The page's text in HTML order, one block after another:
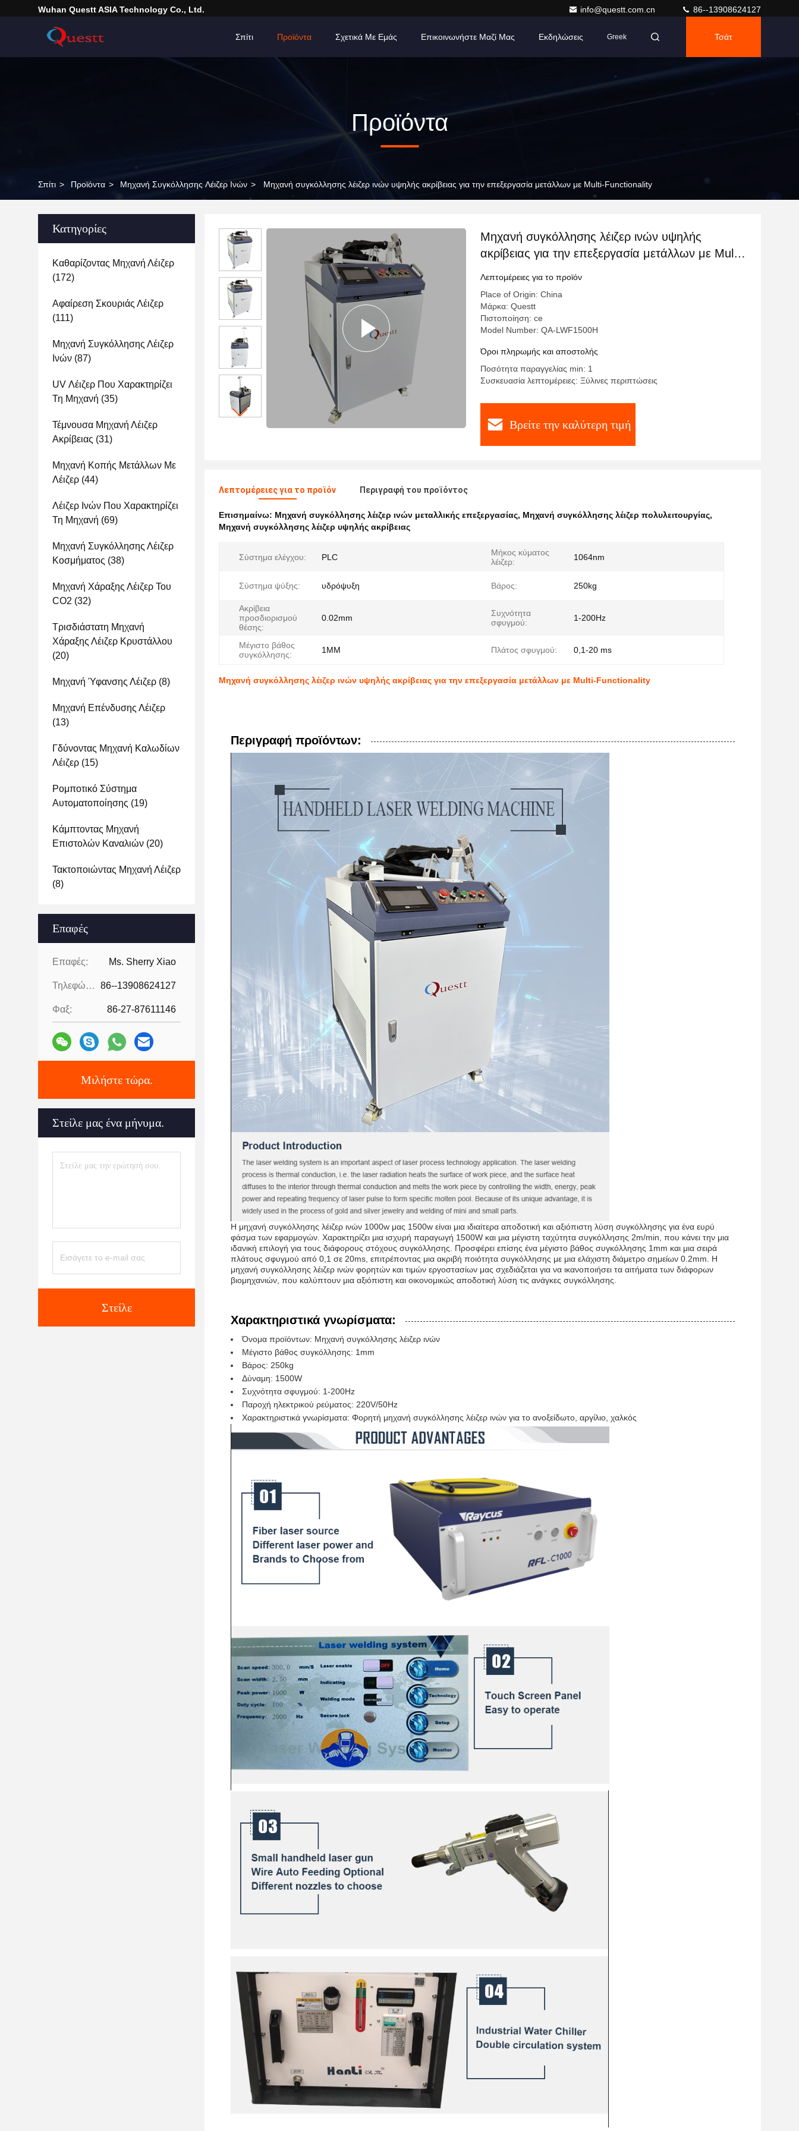
Wuhan Questt ASIA Technology Co., Ltd. info@questt.com.cn 86--13908624127
Σπίτι Προϊόντα Σχετικά Με Εμάς Επικοινωνήστε Μαζί Μας Εκδηλώσεις Greek Τσάτ
Προϊόντα
Σπίτι > Προϊόντα > Μηχανή Συγκόλλησης Λέιζερ Ινών > Μηχανή συγκόλλησης λέιζερ ινών υψηλής ακρίβειας για την επεξεργασία μετάλλων με Multi-Functionality
Κατηγορίες
Καθαρίζοντας Μηχανή Λέιζερ
(172)
Αφαίρεση Σκουριάς Λέιζερ
(111)
Μηχανή Συγκόλλησης Λέιζερ
Ινών (87)
UV Λέιζερ Που Χαρακτηρίζει
Τη Μηχανή (35)
Τέμνουσα Μηχανή Λέιζερ
Ακρίβειας (31)
Μηχανή Κοπής Μετάλλων Με
Λέιζερ (44)
Λέιζερ Ινών Που Χαρακτηρίζει
Τη Μηχανή (69)
Μηχανή Συγκόλλησης Λέιζερ
Κοσμήματος (38)
Μηχανή Χάραξης Λέιζερ Του
CO2 (32)
Τρισδιάστατη Μηχανή
Χάραξης Λέιζερ Κρυστάλλου
(20)
Μηχανή Ύφανσης Λέιζερ (8)
Μηχανή Επένδυσης Λέιζερ
(13)
Γδύνοντας Μηχανή Καλωδίων
Λέιζερ (15)
Ρομποτικό Σύστημα
Αυτοματοποίησης (19)
Κάμπτοντας Μηχανή
Επιστολών Καναλιών (20)
Τακτοποιώντας Μηχανή Λέιζερ
(8)
Επαφές
Επαφές: Ms. Sherry Xiao
Τηλεφώνημα: 86--13908624127
Φαξ: 86-27-87611146
Μιλήστε τώρα.
Στείλε μας ένα μήνυμα.
Στείλε
Μηχανή συγκόλλησης λέιζερ ινών υψηλής
ακρίβειας για την επεξεργασία μετάλλων με Multi-
Λεπτομέρειες για το προϊόν
Place of Origin: China
Μάρκα: Questt
Πιστοποίηση: ce
Model Number: QA-LWF1500H
Όροι πληρωμής και αποστολής
Ποσότητα παραγγελίας min: 1
Συσκευασία λεπτομέρειες: Ξύλινες περιπτώσεις
Βρείτε την καλύτερη τιμή
Λεπτομέρειες για το προϊόν Περιγραφή του προϊόντος
Επισημαίνω: Μηχανή συγκόλλησης λέιζερ ινών μεταλλικής επεξεργασίας, Μηχανή συγκόλλησης λέιζερ πολυλειτουργίας,
Μηχανή συγκόλλησης λέιζερ υψηλής ακρίβειας
Σύστημα ελέγχου: PLC
Μήκος κύματος
λέιζερ:
1064nm
Σύστημα ψύξης: υδρόψυξη Βάρος: 250kg
Ακρίβεια
προσδιορισμού
θέσης:
0.02mm
Συχνότητα
σφυγμού:
1-200Hz
Μέγιστο βάθος
συγκόλλησης:
1MM Πλάτος σφυγμού: 0,1-20 ms
Μηχανή συγκόλλησης λέιζερ ινών υψηλής ακρίβειας για την επεξεργασία μετάλλων με Multi-Functionality
Περιγραφή προϊόντων:
Η μηχανή συγκόλλησης λέιζερ ινών 1000w μας 1500w είναι μια ιδιαίτερα αποδοτική και αξιόπιστη λύση συγκόλλησης για ένα ευρύ
φάσμα των εφαρμογών. Χαρακτηρίζει μια ισχυρή παραγωγή 1500W και μια μέγιστη ταχύτητα συγκόλλησης 2m/min, που κάνει την μια
ιδανική επιλογή για τους διάφορους στόχους συγκόλλησης. Προσφέρει επίσης ένα μέγιστο βάθος συγκόλλησης 1mm και μια σειρά
πλάτους σφυγμού από 0,1 σε 20ms, επιτρέποντας μια ακριβή ποιότητα συγκόλλησης με μια ελάχιστη διάμετρο σημείων 0.2mm. Η
μηχανή συγκόλλησης λέιζερ ινών φορητών και τιμών εργοστασίων μας σχεδιάζεται για να ικανοποιήσει τα αιτήματα των διάφορων
βιομηχανιών, που καλύπτουν μια αξιόπιστη και οικονομικώς αποδοτική λύση τις ανάγκες συγκόλλησης.
Χαρακτηριστικά γνωρίσματα:
Όνομα προϊόντων: Μηχανή συγκόλλησης λέιζερ ινών
Μέγιστο βάθος συγκόλλησης: 1mm
Βάρος: 250kg
Δύναμη: 1500W
Συχνότητα σφυγμού: 1-200Hz
Παροχή ηλεκτρικού ρεύματος: 220V/50Hz
Χαρακτηριστικά γνωρίσματα: Φορητή μηχανή συγκόλλησης λέιζερ ινών για το ανοξείδωτο, αργίλιο, χαλκός